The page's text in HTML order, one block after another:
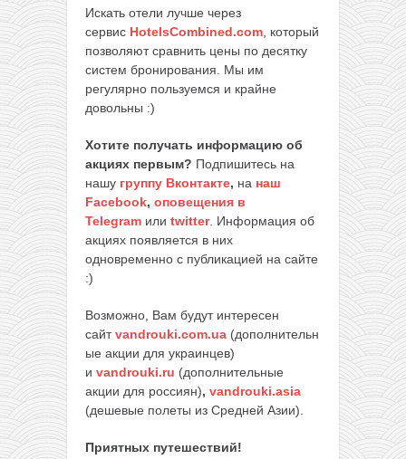
Искать отели лучше через
сервис HotelsCombined.com , который
позволяют сравнить цены по десятку
систем бронирования. Мы им
регулярно пользуемся и крайне
довольны :)
Хотите получать информацию об
акциях первым? Подпишитесь на
нашу группу Вконтакте, на наш
Facebook, оповещения в
Telegram или twitter. Информация об
акциях появляется в них
одновременно с публикацией на сайте
:)
Возможно, Вам будут интересен
сайтvandrouki.com.ua (дополнительн
ые акции для украинцев)
и vandrouki.ru (дополнительные
акции для россиян), vandrouki.asia
(дешевые полеты из Средней Азии).
Приятных путешествий!